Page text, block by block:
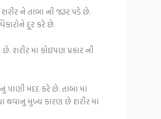
ને તાંબા ની જરૂર પડે છે.
દૂર કરે છે.
શરીર માં કોઇપણ પ્રકાર ની
પાણી મદદ કરે છે. તાંબા માં
થવાનું મુખ્ય કારણ છે શરીર માં